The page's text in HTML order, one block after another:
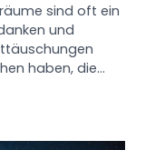
sind oft ein
und
haben, die…